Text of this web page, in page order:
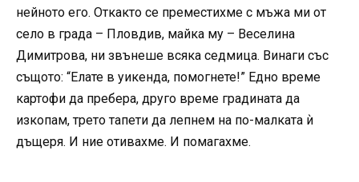
нейното его. Откакто се преместихме с мъжа ми от
село в града – Пловдив, майка му – Веселина
Димитрова, ни звънеше всяка седмица. Винаги със
същото: “Елате в уикенда, помогнете!” Едно време
картофи да пребера, друго време градината да
изкопам, трето тапети да лепнем на по-малката ѝ
дъщеря. И ние отивахме. И помагахме.